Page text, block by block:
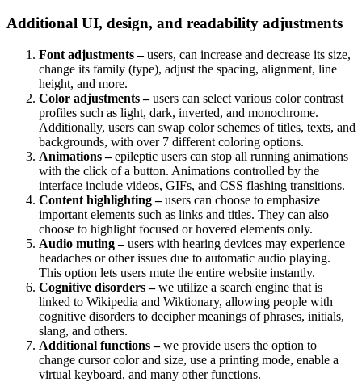
Additional UI, design, and readability adjustments
Font adjustments –users, can increase and decrease its size,
change its family (type), adjust the spacing, alignment, line
height, and more.
Color adjustments –users can select various color contrast
profiles such as light, dark, inverted, and monochrome.
Additionally, users can swap color schemes of titles, texts, and
backgrounds, with over 7 different coloring options.
Animations –epileptic users can stop all running animations
with the click of a button. Animations controlled by the
interface include videos, GIFs, and CSS flashing transitions.
Content highlighting –users can choose to emphasize
important elements such as links and titles. They can also
choose to highlight focused or hovered elements only.
Audio muting –users with hearing devices may experience
headaches or other issues due to automatic audio playing.
This option lets users mute the entire website instantly.
Cognitive disorders –we utilize a search engine that is
linked to Wikipedia and Wiktionary, allowing people with
cognitive disorders to decipher meanings of phrases, initials,
slang, and others.
Additional functions –we provide users the option to
change cursor color and size, use a printing mode, enable a
virtual keyboard, and many other functions.